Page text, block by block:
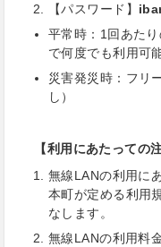
【パスワード】
平常時：1回あた
で何度でも利用可能
災害発災時：フリ
し）
【利用にあたっての
無線LANの利用に
本町が定める利用
なします。
無線LANの利用料